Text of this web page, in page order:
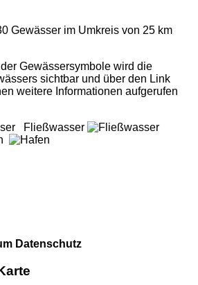
Gewässer im Umkreis von 25 km
Gewässersymbole wird die
sichtbar und über den Link
weitere Informationen aufgerufen
Fließwasser
Datenschutz